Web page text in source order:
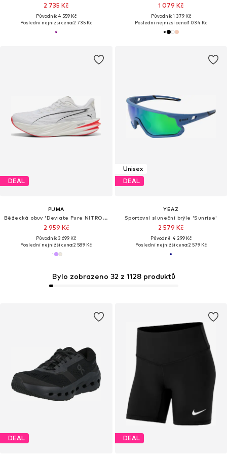
2 735 Kč
Původně: 4 559 Kč
Poslední nejnižší cena:2 735 Kč
1 079 Kč
Původně: 1 379 Kč
Poslední nejnižší cena:1 034 Kč
DEAL
PUMA
Běžecká obuv 'Deviate Pure NITRO™'
2 959 Kč
Původně: 3 699 Kč
Poslední nejnižší cena:2 589 Kč
Unisex
DEAL
YEAZ
Sportovní sluneční brýle 'Sunrise'
2 579 Kč
Původně: 4 299 Kč
Poslední nejnižší cena:2 579 Kč
DEAL DEAL
Bylo zobrazeno 32 z 1128 produktů